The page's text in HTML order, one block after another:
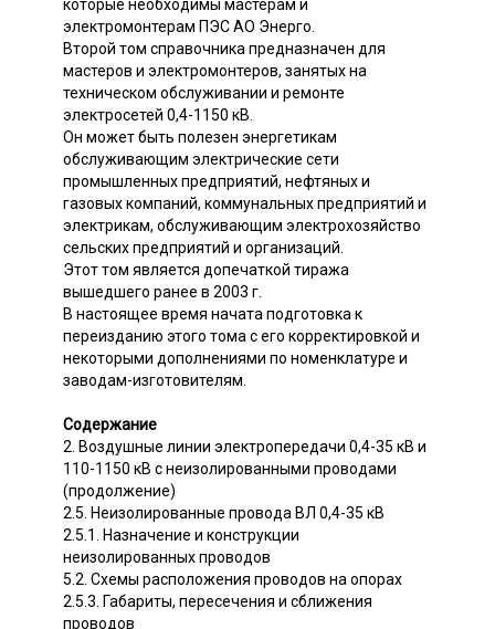
которые необходимы мастерам и
электромонтерам ПЭС АО Энерго.
Второй том справочника предназначен для
мастеров и электромонтеров, занятых на
техническом обслуживании и ремонте
электросетей 0,4-1150 кВ.
Он может быть полезен энергетикам
обслуживающим электрические сети
промышленных предприятий, нефтяных и
газовых компаний, коммунальных предприятий и
электрикам, обслуживающим электрохозяйство
сельских предприятий и организаций.
Этот том является допечаткой тиража
вышедшего ранее в 2003 г.
В настоящее время начата подготовка к
переизданию этого тома с его корректировкой и
некоторыми дополнениями по номенклатуре и
заводам-изготовителям.
Содержание
2. Воздушные линии электропередачи 0,4-35 кВ и
110-1150 кВ с неизолированными проводами
(продолжение)
2.5. Неизолированные провода ВЛ 0,4-35 кВ
2.5.1. Назначение и конструкции
неизолированных проводов
5.2. Схемы расположения проводов на опорах
2.5.3. Габариты, пересечения и сближения
проводов